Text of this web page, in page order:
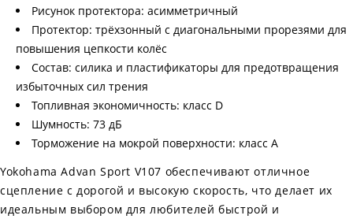
Рисунок протектора: асимметричный
Протектор: трёхзонный с диагональными прорезями для
повышения цепкости колёс
Состав: силика и пластификаторы для предотвращения
избыточных сил трения
Топливная экономичность: класс D
Шумность: 73 дБ
Торможение на мокрой поверхности: класс A
Yokohama Advan Sport V107 обеспечивают отличное
сцепление с дорогой и высокую скорость, что делает их
идеальным выбором для любителей быстрой и